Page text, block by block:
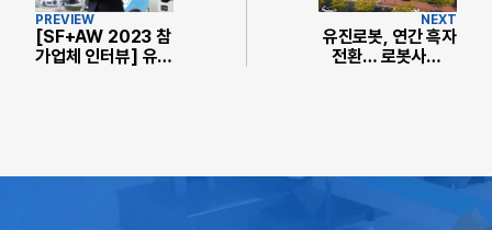
[SF+AW 2023 참
가업체 인터뷰] 유진
PREVIEW
유진로봇, 연간 흑자
전환… 로봇사업부
NEXT